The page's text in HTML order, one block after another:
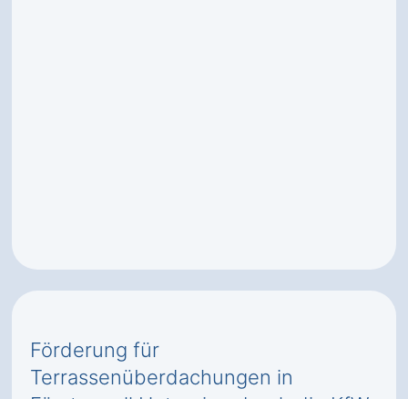
Förderung für
Terrassenüberdachungen in